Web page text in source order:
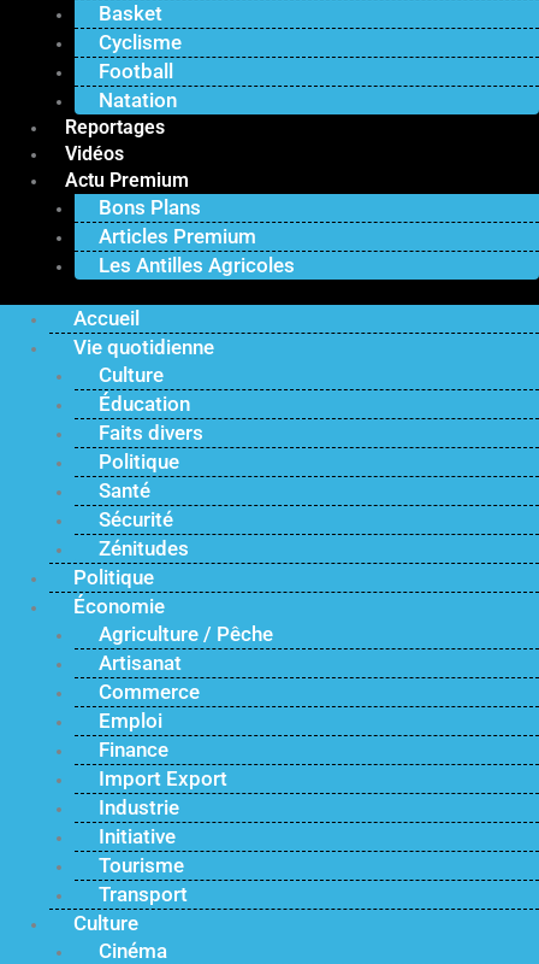
Basket
Cyclisme
Football
Natation
Reportages
Vidéos
Actu Premium
Bons Plans
Articles Premium
Les Antilles Agricoles
Accueil
Vie quotidienne
Culture
Éducation
Faits divers
Politique
Santé
Sécurité
Zénitudes
Politique
Économie
Agriculture / Pêche
Artisanat
Commerce
Emploi
Finance
Import Export
Industrie
Initiative
Tourisme
Transport
Culture
Cinéma